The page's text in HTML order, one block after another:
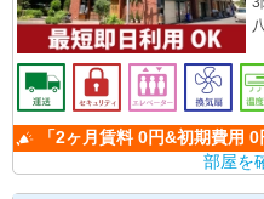
「2ヶ月賃料 0円&初期費用
部屋を